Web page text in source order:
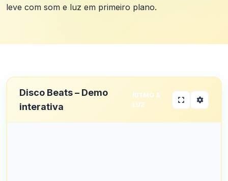
leve com som e luz em primeiro plano.
Disco Beats – Demo
interativa
RITMO &
LUZ